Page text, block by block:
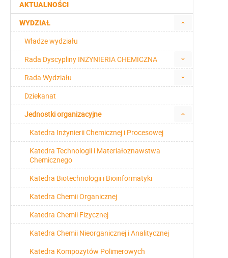
AKTUALNOŚCI
WYDZIAŁ
Władze wydziału
Rada Dyscypliny INŻYNIERIA CHEMICZNA
Rada Wydziału
Dziekanat
Jednostki organizacyjne
Katedra Inżynierii Chemicznej i Procesowej
Katedra Technologii i Materiałoznawstwa
Chemicznego
Katedra Biotechnologii i Bioinformatyki
Katedra Chemii Organicznej
Katedra Chemii Fizycznej
Katedra Chemii Nieorganicznej i Analitycznej
Katedra Kompozytów Polimerowych